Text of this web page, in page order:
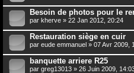
Besoin de photos pour le
par kherve » 22 Jan 2012, 20:24
Restauration siège en cuir
par eude emmanuel » 07 Avr 2009,
banquette arriere R25
par greg13013 » 26 Juin 2009,